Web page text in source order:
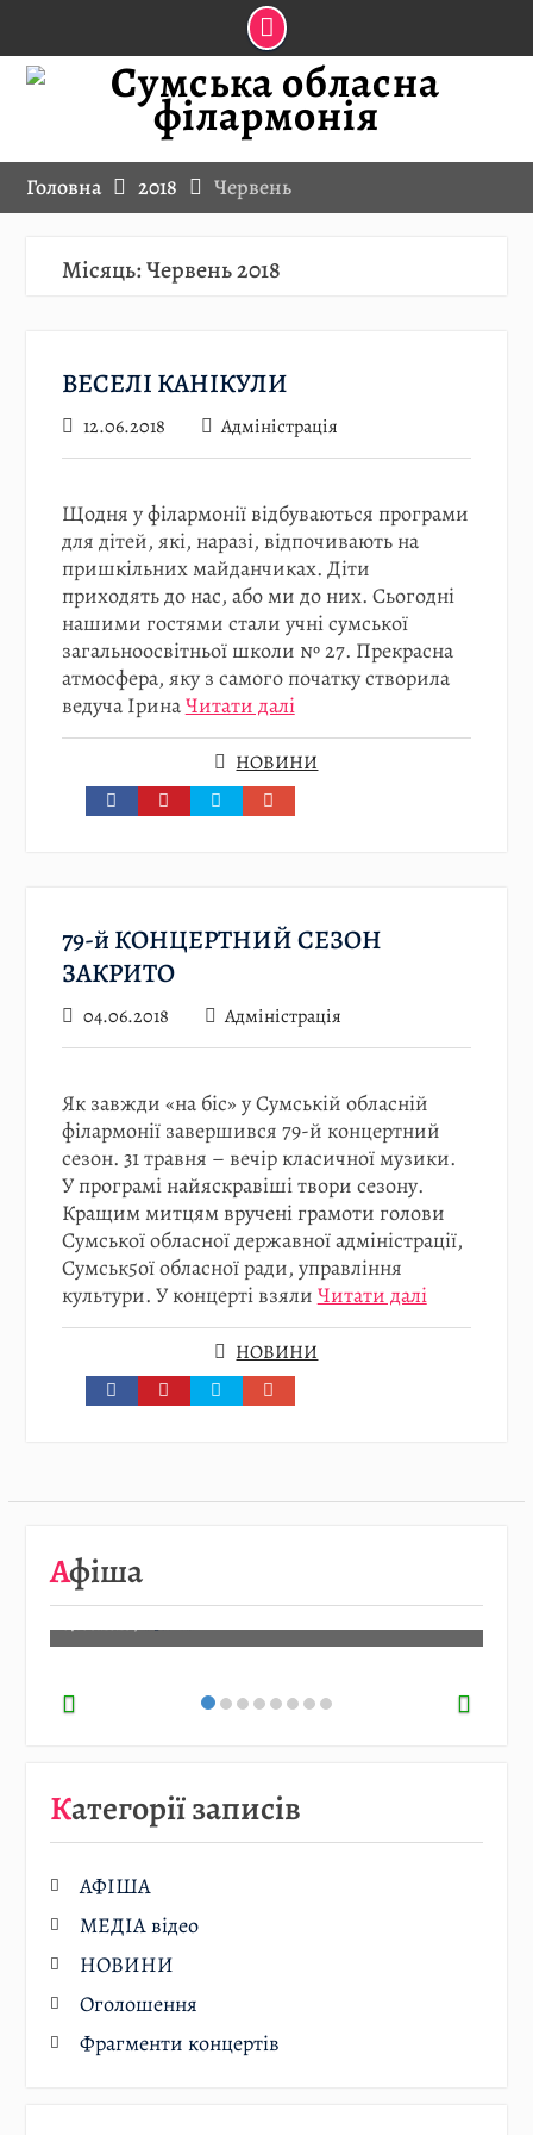
Skip
Головна 2018 Червень
Місяць:Червень 2018
ВЕСЕЛІ КАНІКУЛИ
12.06.2018 Адміністрація
Щодня у філармонії відбуваються програми
для дітей, які, наразі, відпочивають на
пришкільних майданчиках. Діти
приходять до нас, або ми до них. Сьогодні
нашими гостями стали учні сумської
загальноосвітньої школи № 27. Прекрасна
атмосфера, яку з самого початку створила
ведуча ІринаЧитати далі
НОВИНИ
79-й КОНЦЕРТНИЙ СЕЗОН
ЗАКРИТО
04.06.2018 Адміністрація
Як завжди «на біс» у Сумській обласній
філармонії завершився 79-й концертний
сезон. 31 травня – вечір класичної музики.
У програмі найяскравіші твори сезону.
Кращим митцям вручені грамоти голови
Сумської обласної державної адміністрації,
Сумськ5ої обласної ради, управління
культури. У концерті взяли Читати далі
НОВИНИ
Афіша
08.08
Детальніше…
Категорії записів
АФІША
МЕДІА відео
НОВИНИ
Оголошення
Фрагменти концертів